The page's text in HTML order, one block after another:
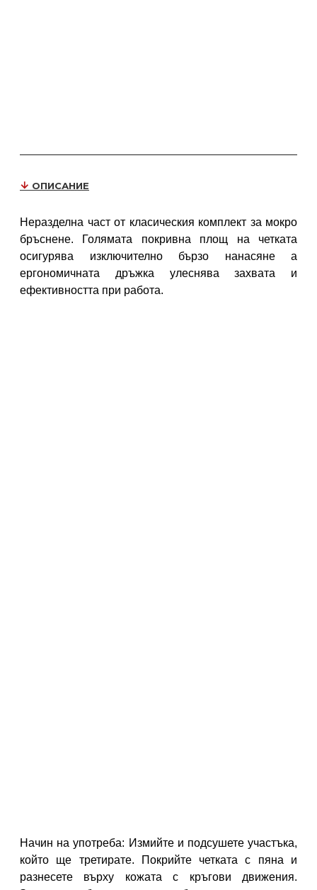
ОПИСАНИЕ
Неразделна част от класическия комплект за мокро
бръснене. Голямата покривна площ на четката
осигурява изключително бързо нанасяне а
ергономичната дръжка улеснява захвата и
ефективността при работа.
Начин на употреба: Измийте и подсушете участъка,
който ще третирате. Покрийте четката с пяна и
разнесете върху кожата с кръгови движения.